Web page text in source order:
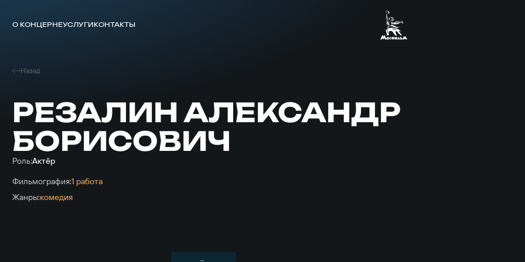
О КОНЦЕРНЕУСЛУГИКОНТАКТЫ
Назад
РЕЗАЛИН АЛЕКСАНДР
БОРИСОВИЧ
Роль:Актёр
Фильмография:1 работа
Жанры:комедия